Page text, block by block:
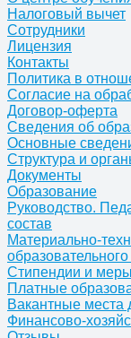
Налоговый вычет
Сотрудники
Лицензия
Контакты
Политика в
Согласие на
Договор-оферта
Сведения об
Основные
Структура и
Документы
Образование
Руководство.
состав
Материально-
Стипендии и
Платные
Вакантные места
Финансово-